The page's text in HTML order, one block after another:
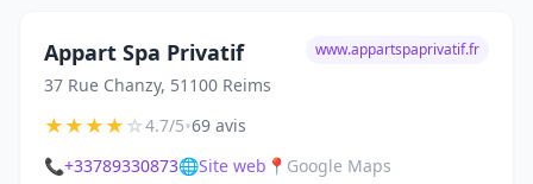
Appart Spa Privatif
37 Rue Chanzy, 51100 Reims
www.appartspaprivatif.fr
★★★★☆4.7/5•69 avis
📞+33789330873🌐Site web 📍 Google Maps